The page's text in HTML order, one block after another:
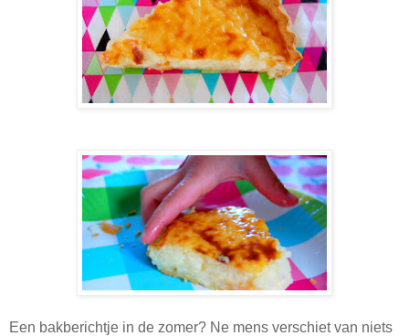
Een bakberichtje in de zomer? Ne mens verschiet van niets